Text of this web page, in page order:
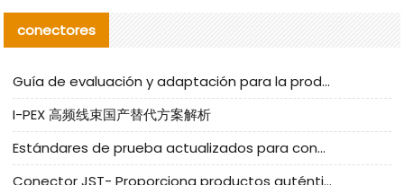
conectores
Guía de evaluación y adaptación para la producción en serie de componentes de cables nacionales para CNC Tech
I-PEX 高频线束国产替代方案解析
Estándares de prueba actualizados para conectores nacionales bajo la referencia de CLIFF
Conector JST- Proporciona productos auténticos y alternativos del conector JST NSHR-02V-S